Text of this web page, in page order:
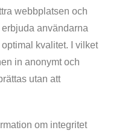
webbplatsen och
användarna
kvalitet. I vilket
in anonymt och
utan att
om integritet